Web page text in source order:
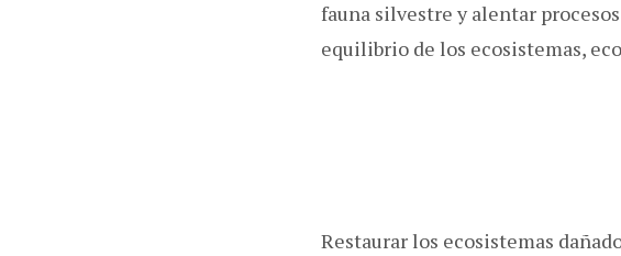
fauna silvestre y alentar
equilibrio de los ecosistemas,
Restaurar los ecosistemas